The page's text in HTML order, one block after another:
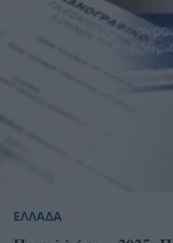
ΕΛΛΑΔΑ